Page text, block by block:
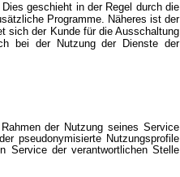
geschieht in der Regel durch die
Programme. Näheres ist der
sich der Kunde für die Ausschaltung
bei der Nutzung der Dienste der
der Nutzung seines Service
pseudonymisierte Nutzungsprofile
Service der verantwortlichen Stelle